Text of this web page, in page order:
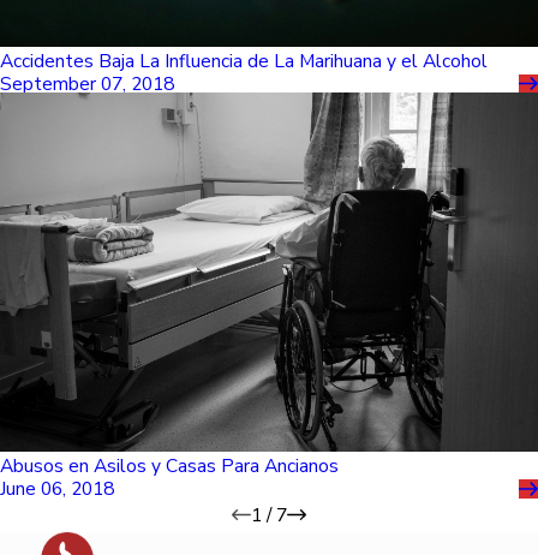
Accidentes Baja La Influencia de La Marihuana y el Alcohol
September 07, 2018
Abusos en Asilos y Casas Para Ancianos
June 06, 2018
1 /7